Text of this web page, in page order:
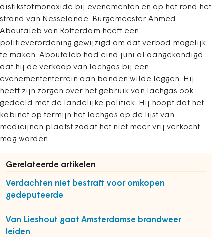
distikstofmonoxide bij evenementen en op het rond het
strand van Nesselande. Burgemeester Ahmed
Aboutaleb van Rotterdam heeft een
politieverordening gewijzigd om dat verbod mogelijk
te maken. Aboutaleb had eind juni al aangekondigd
dat hij de verkoop van lachgas bij een
evenemententerrein aan banden wilde leggen. Hij
heeft zijn zorgen over het gebruik van lachgas ook
gedeeld met de landelijke politiek. Hij hoopt dat het
kabinet op termijn het lachgas op de lijst van
medicijnen plaatst zodat het niet meer vrij verkocht
mag worden.
Gerelateerde artikelen
Verdachten niet bestraft voor omkopen
gedeputeerde
Van Lieshout gaat Amsterdamse brandweer
leiden